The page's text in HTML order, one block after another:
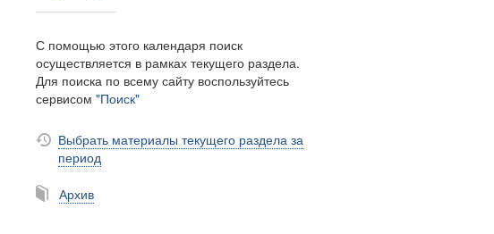
С помощью этого календаря поиск
осуществляется в рамках текущего раздела.
Для поиска по всему сайту воспользуйтесь
сервисом "Поиск"
Выбрать материалы текущего раздела за
период
Архив